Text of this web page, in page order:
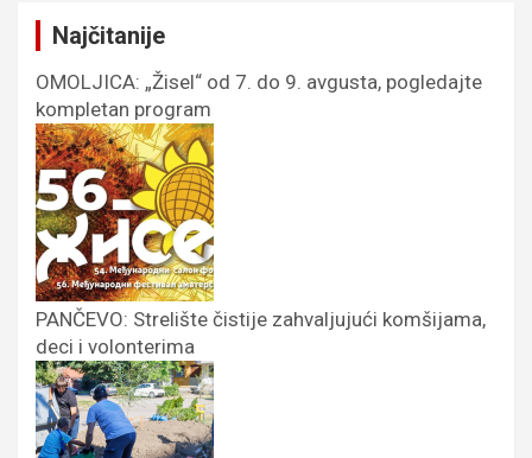
Najčitanije
OMOLJICA: „Žisel“ od 7. do 9. avgusta, pogledajte
kompletan program
PANČEVO: Strelište čistije zahvaljujući komšijama,
deci i volonterima